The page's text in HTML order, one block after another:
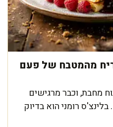
ריח מהמטבח של פעם
מחבת, וכבר מרגישים
רומני הוא בדיוק